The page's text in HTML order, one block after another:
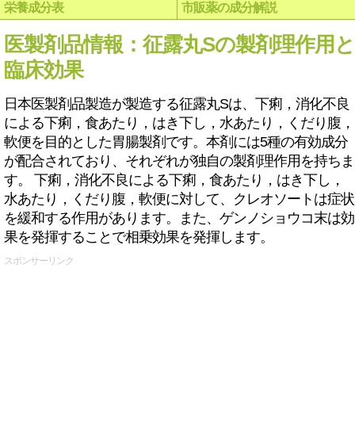
栄養成分表
市販薬の成分解説
医製剤品情報：征露丸Sの製剤理作用と
臨床効果
日本医製剤品製造が製造する征露丸Sは、下痢，消化不良
による下痢，食あたり，はき下し，水あたり，くだり腹，
軟便を目的とした胃腸製剤です。本剤には5種の有効成分
が配合されており、それぞれが独自の製剤理作用を持ちま
す。 下痢，消化不良による下痢，食あたり，はき下し，
水あたり，くだり腹，軟便に対して、クレオソートは症状
を緩和する作用があります。また、ゲンノショウコ末は効
果を発揮することで相乗効果を発揮します。
スポンサーリンク